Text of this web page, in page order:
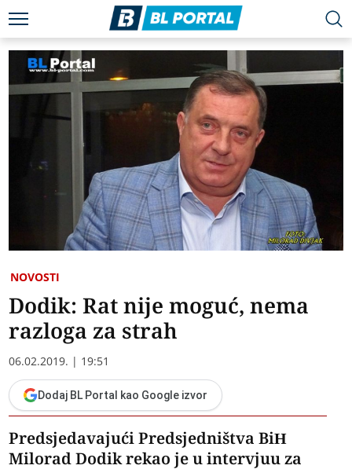
NOVOSTI
Dodik: Rat nije moguć, nema
razloga za strah
06.02.2019. | 19:51
Dodaj BL Portal kao Google izvor
Predsjedavajući Predsjedništva BiH
Milorad Dodik rekao je u intervjuu za